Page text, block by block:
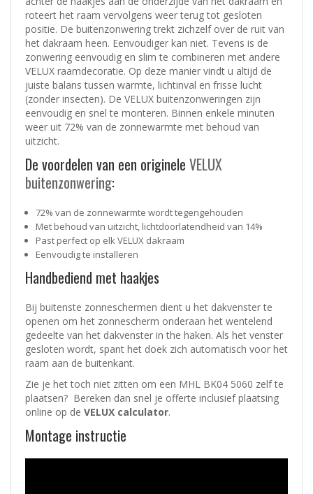
roteert het raam vervolgens weer terug tot gesloten
positie. De buitenzonwering trekt zichzelf over de ruit van
het dakraam heen. Eenvoudiger kan niet. Tevens is de
zonwering eenvoudig en slim te combineren met andere
VELUX raamdecoratie. Op deze manier vindt u altijd de
juiste balans tussen warmte, lichtinval en frisse lucht
(zonder insecten). De VELUX buitenzonweringen zijn
eenvoudig en snel te monteren. Binnen enkele minuten
weer uit 72% van de zonnewarmte met behoud van
uitzicht.
De voordelen van een originele VELUX
buitenzonwering:
72% van de zonnewarmte wordt tegengehouden
Met behoud van uitzicht, lichtdoorlatendheid van 14%
Past perfect op elk VELUX dakraam
Eenvoudig te installeren
Handbediend met haakjes
Bij buitenste zonneschermen dient u het dakvenster te
openen om het zonnescherm onderaan het wentelend
gedeelte van het dakvenster in the haken. Als het venster
gesloten wordt, spant het doek zich automatisch voor het
raam aan de buitenkant.​
Zie je het toch niet zitten om een MHL BK04 5060 zelf te
plaatsen? Bereken dan snel je offerte inclusief plaatsing
online op de VELUX calculator.
Montage instructie